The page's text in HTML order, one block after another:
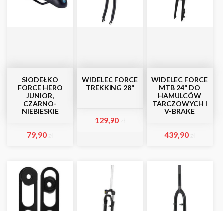
SIODEŁKO
FORCE HERO
JUNIOR,
CZARNO-
NIEBIESKIE
79,90
WIDELEC FORCE
TREKKING 28“
129,90
WIDELEC FORCE
MTB 24“ DO
HAMULCÓW
TARCZOWYCH I
V-BRAKE
439,90